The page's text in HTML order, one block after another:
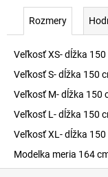
Rozmery
Veľkosť XS- dĺžka
Veľkosť S- dĺžka 150
Veľkosť M- dĺžka 150
Veľkosť L- dĺžka 150
Veľkosť XL- dĺžka
Modelka meria 164